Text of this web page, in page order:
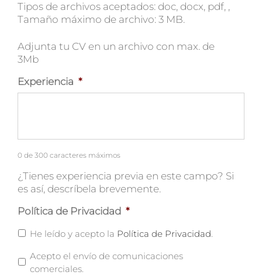
Tipos de archivos aceptados: doc, docx, pdf, ,
Tamaño máximo de archivo: 3 MB.
Adjunta tu CV en un archivo con max. de
3Mb
Experiencia *
0 de 300 caracteres máximos
¿Tienes experiencia previa en este campo? Si
es así, descríbela brevemente.
Política de Privacidad *
He leído y acepto la Política de Privacidad
Acepto el envío de comunicaciones
comerciales.